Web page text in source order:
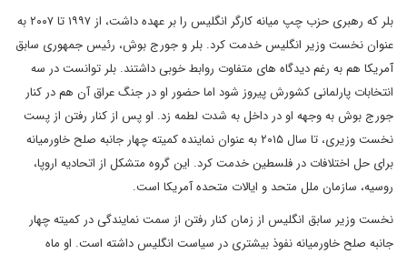
بلر که رهبری حزب چپ میانه کارگر انگلیس را بر عهده داشت، از ۱۹۹۷ تا ۲۰۰۷ به
عنوان نخست وزیر انگلیس خدمت کرد. بلر و جورج بوش، رئیس جمهوری سابق
آمریکا هم به رغم دیدگاه های متفاوت روابط خوبی داشتند. بلر توانست در سه
انتخابات پارلمانی کشورش پیروز شود اما حضور او در جنگ عراق آن هم در کنار
جورج بوش به وجهه او در داخل به شدت لطمه زد. او پس از کنار رفتن از پست
نخست وزیری، تا سال ۲۰۱۵ به عنوان نماینده کمیته چهار جانبه صلح خاورمیانه
برای حل اختلافات در فلسطین خدمت کرد. این گروه متشکل از اتحادیه اروپا،
روسیه، سازمان ملل متحد و ایالات متحده آمریکا است.
نخست وزیر سابق انگلیس از زمان کنار رفتن از سمت نمایندگی در کمیته چهار
جانبه صلح خاورمیانه نفوذ بیشتری در سیاست انگلیس داشته است. او ماه